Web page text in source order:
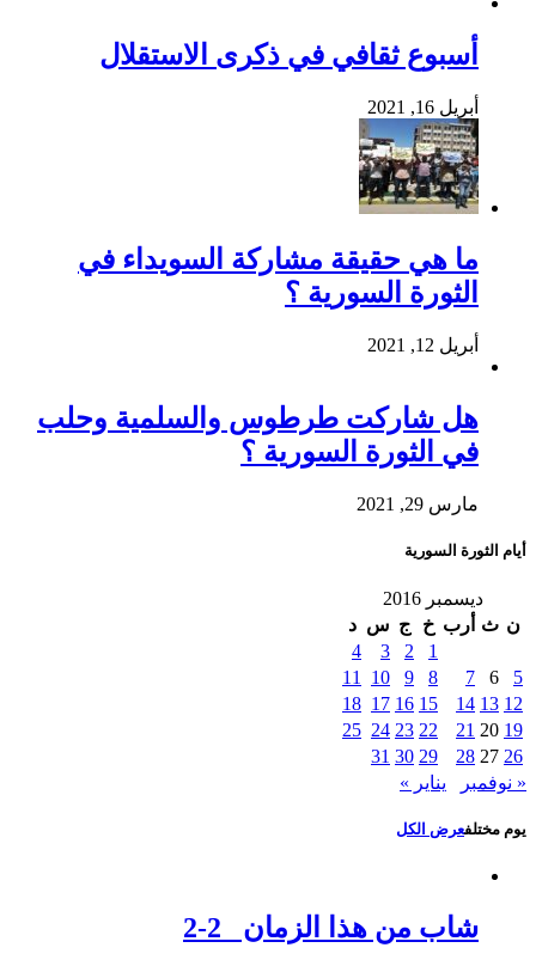
أسبوع ثقافي في ذكرى الاستقلال
أبريل 16, 2021
ما هي حقيقة مشاركة السويداء في
الثورة السورية ؟
أبريل 12, 2021
هل شاركت طرطوس والسلمية وحلب
في الثورة السورية ؟
مارس 29, 2021
أيام الثورة السورية
ديسمبر 2016
ن ث أرب خ ج س د
1
2
3
4
5
6
7
8
9
10
11
12
13
14
15
16
17
18
19
20
21
22
23
24
25
26
27
28
29
30
31
« نوفمبر
يناير »
يوم مختلفعرض الكل
شاب من هذا الزمان 2-2